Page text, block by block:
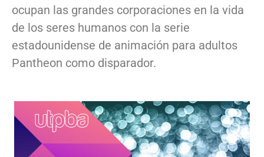
ocupan las grandes corporaciones en la vida
de los seres humanos con la serie
estadounidense de animación para adultos
Pantheon como disparador.